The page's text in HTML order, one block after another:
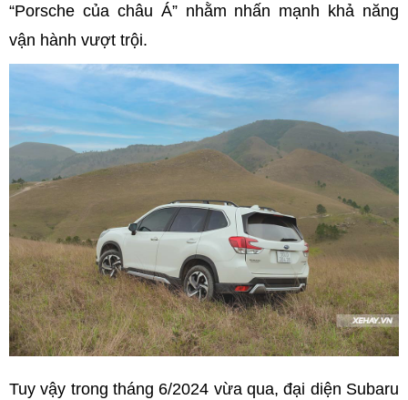
“Porsche của châu Á” nhằm nhấn mạnh khả năng
vận hành vượt trội.
Tuy vậy trong tháng 6/2024 vừa qua, đại diện Subaru